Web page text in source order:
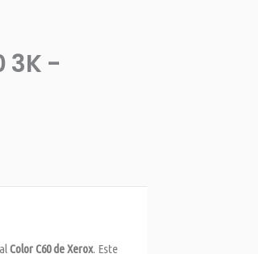
3K -
Color C60 de Xerox. Este